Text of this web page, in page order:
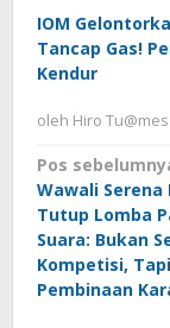
IOM
Tancap Gas!
Kendur
oleh Hiro Tu@mes
Navigasi
pos
Pos
Wawali Serena
Tutup Lomba
Suara: Bukan
Kompetisi, Tapi
Pembinaan